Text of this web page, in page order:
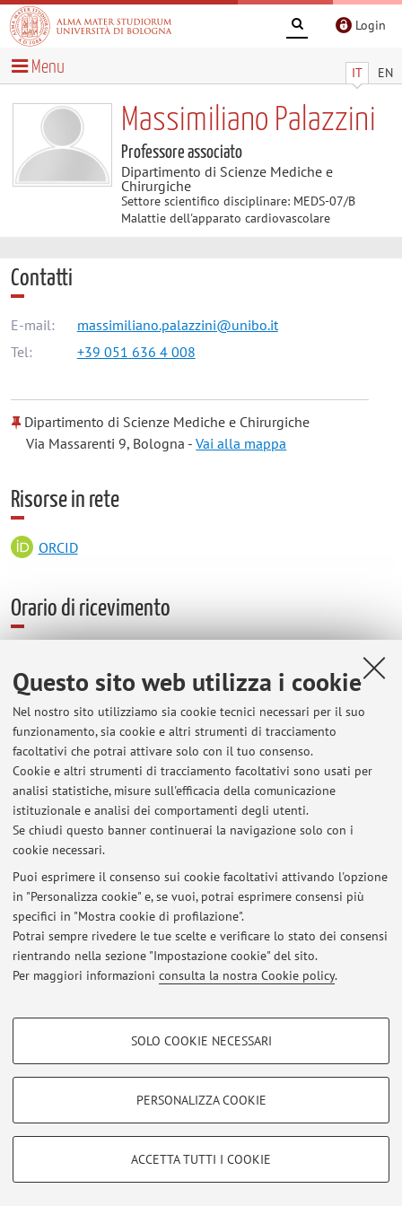
Questo sito web utilizza i cookie
Nel nostro sito utilizziamo sia cookie tecnici necessari per il suo
funzionamento, sia cookie e altri strumenti di tracciamento
facoltativi che potrai attivare solo con il tuo consenso.
Cookie e altri strumenti di tracciamento facoltativi sono usati per
analisi statistiche, misure sull'efficacia della comunicazione
istituzionale e analisi dei comportamenti degli utenti.
Se chiudi questo banner continuerai la navigazione solo con i
cookie necessari.
Puoi esprimere il consenso sui cookie facoltativi attivando l'opzione
in "Personalizza cookie" e, se vuoi, potrai esprimere consensi più
specifici in "Mostra cookie di profilazione".
Potrai sempre rivedere le tue scelte e verificare lo stato dei consensi
rientrando nella sezione "Impostazione cookie" del sito.
Per maggiori informazioni consulta la nostra Cookie policy.
COOKIE DI PROFILAZIONE - FACOLTATIVI
COOKIE TECNICI - NECESSARI
Si tratta di cookie tecnici utilizzati, a titolo esemplificativo, per il corretto
SOLO COOKIE NECESSARI
PERSONALIZZA COOKIE
ACCETTA TUTTI I COOKIE
Login
IT EN
Menu
Massimiliano Palazzini
Professore associato
Dipartimento di Scienze Mediche e
Chirurgiche
Settore scientifico disciplinare: MEDS-07/B
Malattie dell'apparato cardiovascolare
Contatti
E-mail:
massimiliano.palazzini@unibo.it
Tel:
+39 051 636 4 008
Dipartimento di Scienze Mediche e Chirurgiche
Via Massarenti 9, Bologna -Vai alla mappa
Risorse in rete
ORCID
Orario di ricevimento
Ogni ricevimento ogni lunedì dalle 16 alle 18 previo invio
mail al seguente indirizzo: massimiliano.palazzini@unibo.it.
Ultimi avvisi
Appello esame dietistica lunedì 20 giugno 2022 ore 15 aula
linguistica
Pubblicato il: 17 giugno 2022
lezioni 11 e 16 maggio del corso di laurea di dietistica
Pubblicato il: 10 maggio 2022
cambio data lezione infermieristica
Pubblicato il: 19 novembre 2021
Area riservata
Accedi tramiteloginper gestire tutti i contenuti del sito.
Zamboni, 33 - 40126 Bologna - Partita IVA: 01131710376